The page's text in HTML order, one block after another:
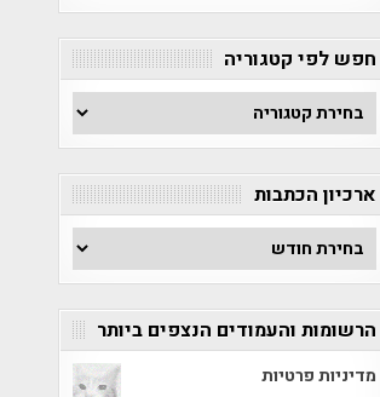
חפש לפי קטגוריה
חפש
לפי
קטגוריה
ארכיון הכתבות
ארכיון
הכתבות
הרשומות והעמודים הנצפים ביותר
מדיניות פרטיות